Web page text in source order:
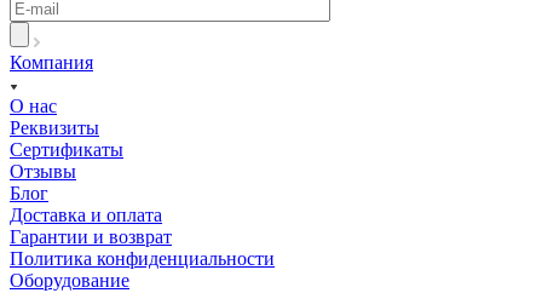
Компания
О нас
Реквизиты
Сертификаты
Отзывы
Блог
Доставка и оплата
Гарантии и возврат
Политика конфиденциальности
Оборудование